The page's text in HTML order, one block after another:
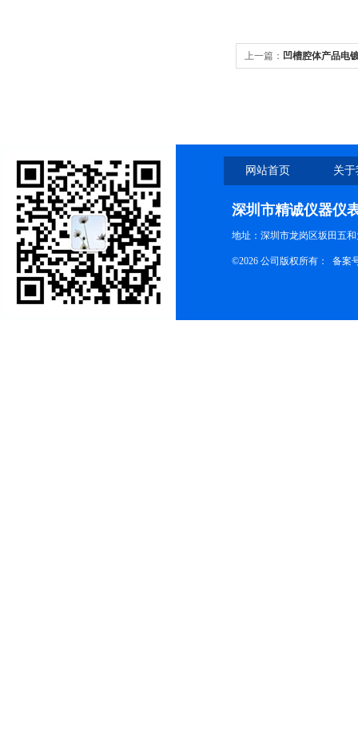
上一篇： 凹槽腔体产品电
网站首页 关
深圳市精诚仪器仪
地址：深圳市龙岗区坂田五
©2026 公司版权所有： 备案